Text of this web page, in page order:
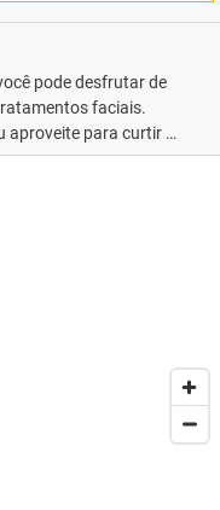
pode desfrutar de
faciais.
aproveite para curtir a
cortesia, serviços de
As comodidades
de lavanderia e